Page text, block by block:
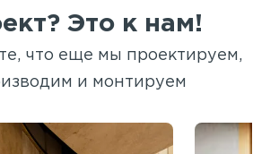
Это к нам!
что еще мы проектируем,
и монтируем